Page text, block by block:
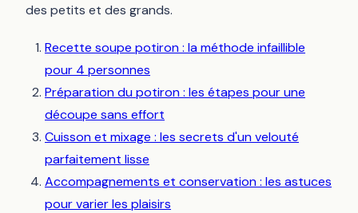
des petits et des grands.
Recette soupe potiron : la méthode infaillible
pour 4 personnes
Préparation du potiron : les étapes pour une
découpe sans effort
Cuisson et mixage : les secrets d'un velouté
parfaitement lisse
Accompagnements et conservation : les astuces
pour varier les plaisirs